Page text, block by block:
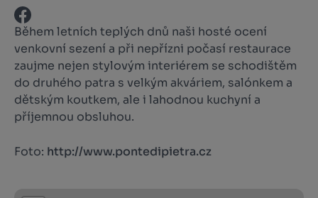
Během letních teplých dnů naši hosté ocení
venkovní sezení a při nepřízni počasí restaurace
zaujme nejen stylovým interiérem se schodištěm
do druhého patra s velkým akváriem, salónkem a
dětským koutkem, ale i lahodnou kuchyní a
příjemnou obsluhou.
Foto: http://www.pontedipietra.cz